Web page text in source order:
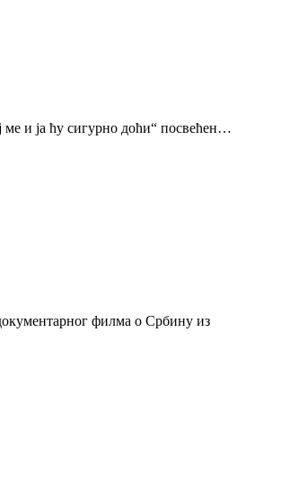
и ја ћу сигурно доћи“ посвећен…
филма о Србину из